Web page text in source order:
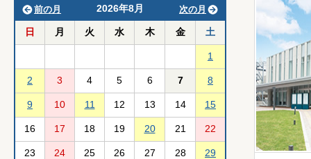
前の月 2026年8月 次の月
日 月 火 水 木 金 土
1
2 3 4 5 6 7 8
9 10 11 12 13 14 15
16 17 18 19 20 21 22
23 24 25 26 27 28 29